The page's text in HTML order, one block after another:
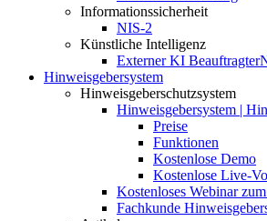
Informationssicherheit
NIS-2
Künstliche Intelligenz
Externer KI Beauftragter
Hinweisgebersystem
Hinweisgeberschutzsystem
Hinweisgebersystem |
Preise
Funktionen
Kostenlose Demo
Kostenlose Live-
Kostenloses Webinar
Fachkunde